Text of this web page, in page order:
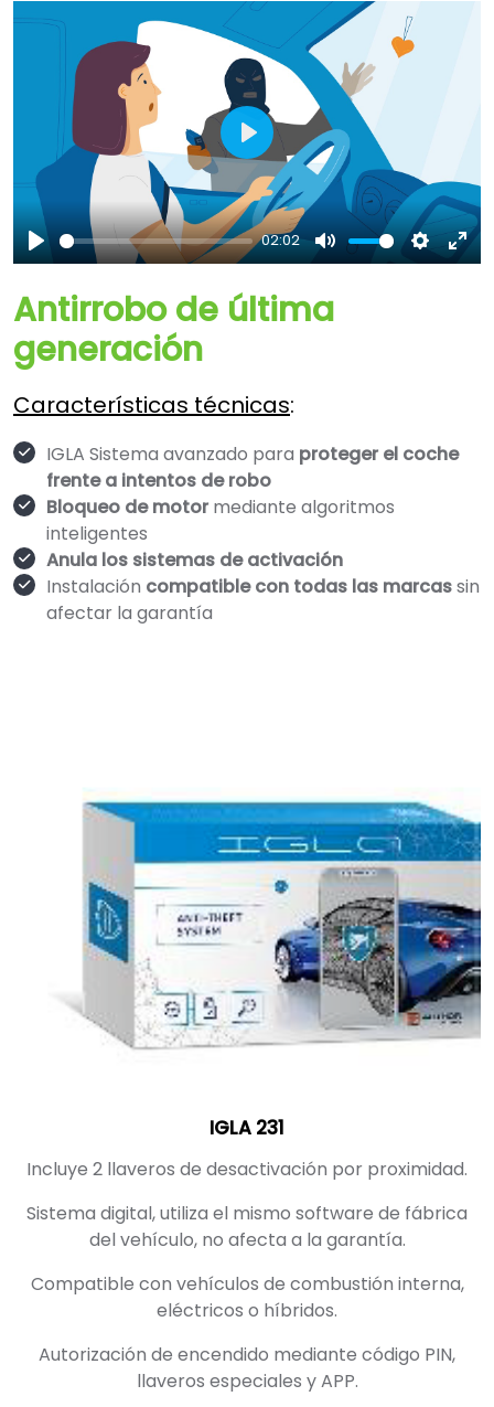
Play
02:02
Mute Settings
Play
Antirrobo de última
generación
Características técnicas:
IGLA Sistema avanzado para proteger el coche
frente a intentos de robo
Bloqueo de motor mediante algoritmos
inteligentes
Anula los sistemas de activación
Instalación compatible con todas las marcassin
afectar la garantía
IGLA 231
Incluye 2 llaveros de desactivación por proximidad.
Sistema digital, utiliza el mismo software de fábrica
del vehículo, no afecta a la garantía.
Compatible con vehículos de combustión interna,
eléctricos o híbridos.
Autorización de encendido mediante código PIN,
llaveros especiales y APP.